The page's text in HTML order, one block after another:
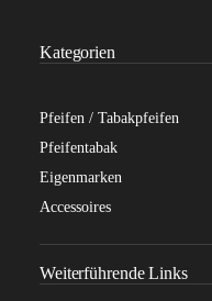
Kategorien
Pfeifen / Tabakpfeifen
Pfeifentabak
Eigenmarken
Accessoires
Weiterführende Links